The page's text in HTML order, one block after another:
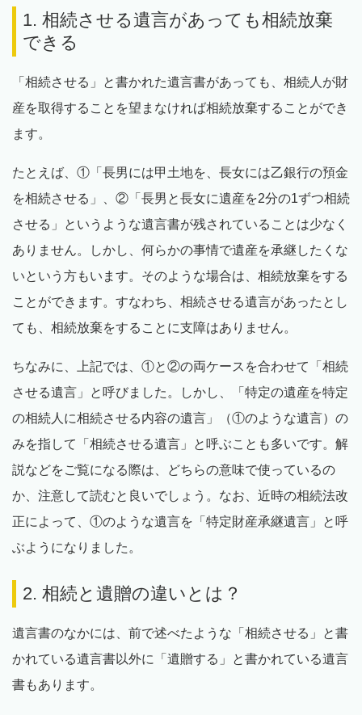
1. 相続させる遺言があっても相続放棄
できる
「相続させる」と書かれた遺言書があっても、相続人が財
産を取得することを望まなければ相続放棄することができ
ます。
たとえば、①「長男には甲土地を、長女には乙銀行の預金
を相続させる」、②「長男と長女に遺産を2分の1ずつ相続
させる」というような遺言書が残されていることは少なく
ありません。しかし、何らかの事情で遺産を承継したくな
いという方もいます。そのような場合は、相続放棄をする
ことができます。すなわち、相続させる遺言があったとし
ても、相続放棄をすることに支障はありません。
ちなみに、上記では、①と②の両ケースを合わせて「相続
させる遺言」と呼びました。しかし、「特定の遺産を特定
の相続人に相続させる内容の遺言」（①のような遺言）の
みを指して「相続させる遺言」と呼ぶことも多いです。解
説などをご覧になる際は、どちらの意味で使っているの
か、注意して読むと良いでしょう。なお、近時の相続法改
正によって、①のような遺言を「特定財産承継遺言」と呼
ぶようになりました。
2. 相続と遺贈の違いとは？
遺言書のなかには、前で述べたような「相続させる」と書
かれている遺言書以外に「遺贈する」と書かれている遺言
書もあります。